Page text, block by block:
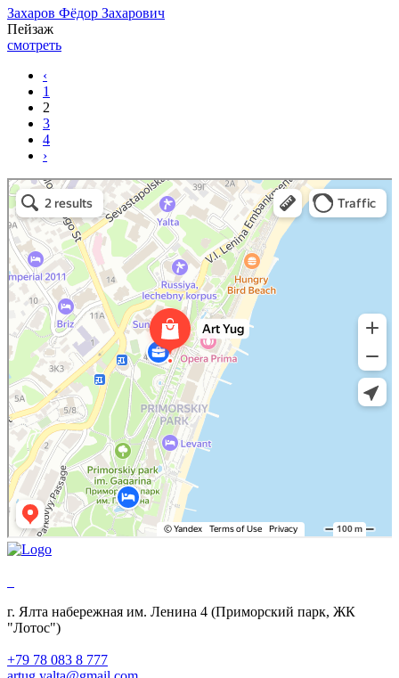
Захаров Фёдор Захарович
Пейзаж
смотреть
‹
1
2
3
4
›
Art Space Lotos
Art studio in Yalta
Exhibition center in Yalta
г. Ялта набережная им. Ленина 4 (Приморский парк, ЖК
"Лотос")
+79 78 083 8 777